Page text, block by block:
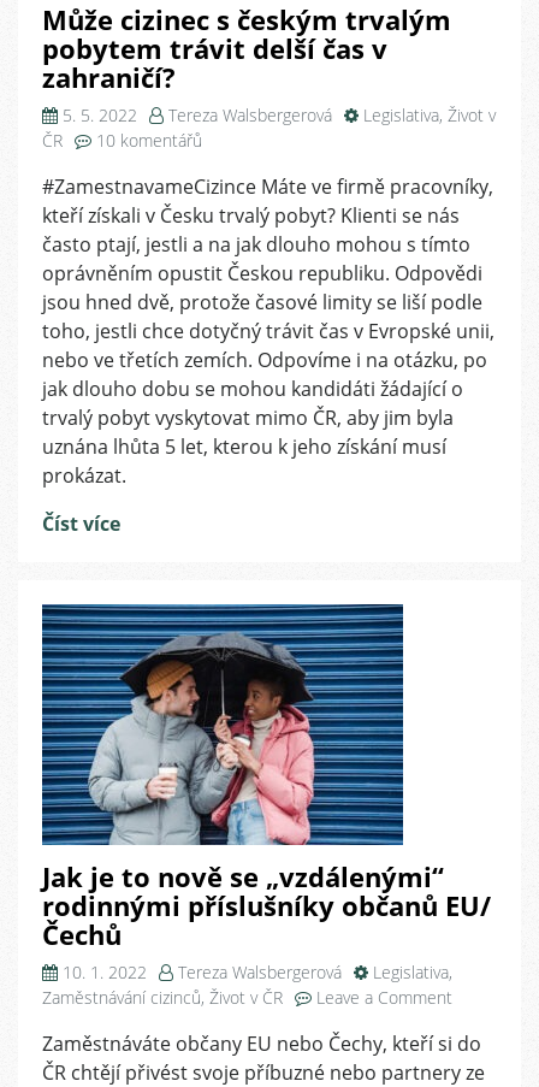
Může cizinec s českým trvalým
pobytem trávit delší čas v
zahraničí?
5. 5. 2022 Tereza Walsbergerová Legislativa, Život v
ČR
10 komentářů
s
názvem
Může
cizinec
českým
trvalým
pobytem
trávit
delší
čas
#ZamestnavameCizince Máte ve firmě pracovníky,
kteří získali v Česku trvalý pobyt? Klienti se nás
často ptají, jestli a na jak dlouho mohou s tímto
oprávněním opustit Českou republiku. Odpovědi
jsou hned dvě, protože časové limity se liší podle
toho, jestli chce dotyčný trávit čas v Evropské unii,
nebo ve třetích zemích. Odpovíme i na otázku, po
jak dlouho dobu se mohou kandidáti žádající o
trvalý pobyt vyskytovat mimo ČR, aby jim byla
uznána lhůta 5 let, kterou k jeho získání musí
prokázat.
Číst více
Jak je to nově se „vzdálenými“
rodinnými příslušníky občanů EU/
Čechů
10. 1. 2022 Tereza Walsbergerová Legislativa,
Zaměstnávání cizinců, Život v ČR Leave a Comment
je
to
Zaměstnáváte občany EU nebo Čechy, kteří si do
ČR chtějí přivést svoje příbuzné nebo partnery ze